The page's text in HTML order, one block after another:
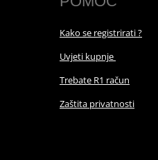
Kako se registrirati ?
Uvjeti kupnje
Trebate R1 račun
Zaštita privatnosti